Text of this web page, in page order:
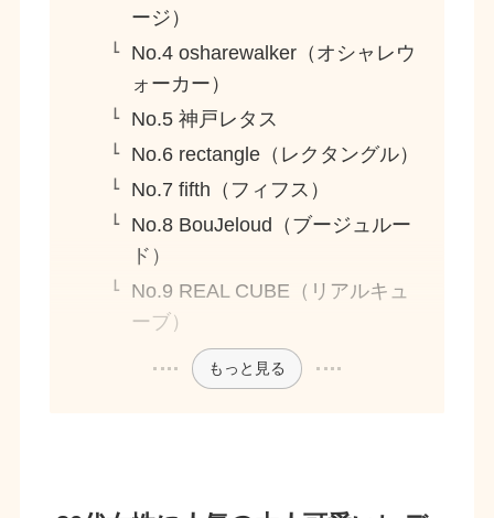
ージ）
No.4 osharewalker（オシャレウ
ォーカー）
No.5 神戸レタス
No.6 rectangle（レクタングル）
No.7 fifth（フィフス）
No.8 BouJeloud（ブージュルー
ド）
No.9 REAL CUBE（リアルキュ
ーブ）
もっと見る